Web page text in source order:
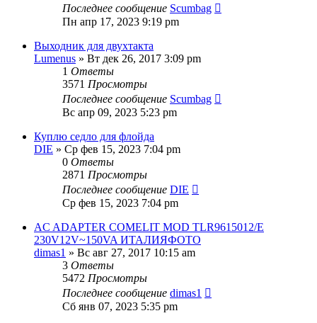
Последнее сообщение Scumbag
Пн апр 17, 2023 9:19 pm
Выходник для двухтакта
Lumenus » Вт дек 26, 2017 3:09 pm
1 Ответы
3571 Просмотры
Последнее сообщение Scumbag
Вс апр 09, 2023 5:23 pm
Куплю седло для флойда
DIE » Ср фев 15, 2023 7:04 pm
0 Ответы
2871 Просмотры
Последнее сообщение DIE
Ср фев 15, 2023 7:04 pm
AC ADAPTER COMELIT MOD TLR9615012/E
230V12V~150VA ИТАЛИЯФОТО
dimas1 » Вс авг 27, 2017 10:15 am
3 Ответы
5472 Просмотры
Последнее сообщение dimas1
Сб янв 07, 2023 5:35 pm